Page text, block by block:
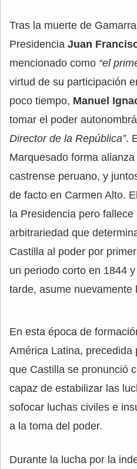
Tras la muerte de
Presidencia Juan
mencionado como “el
virtud de su participación
poco tiempo, Manuel
tomar el poder
Director de la República”.
Marquesado forma alianza
castrense peruano, y
de facto en Carmen Alto.
la Presidencia pero
arbitrariedad que
Castilla al poder por
un periodo corto en 1844
tarde, asume nuevamente
En esta época de
América Latina, precedida
que Castilla se pronunció
capaz de estabilizar las
sofocar luchas civiles e
a la toma del poder.
Durante la lucha por la